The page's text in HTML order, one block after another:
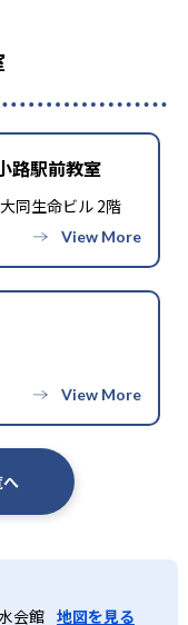
路駅前教室
同生命ビル 2階
へ
会館 地図を見る